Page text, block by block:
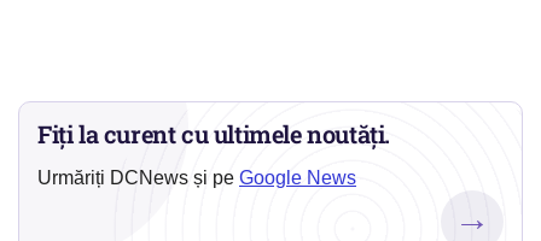
Fiți la curent cu ultimele noutăți.
Urmăriți DCNews și pe Google News
→